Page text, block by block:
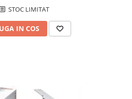
STOC LIMITAT
IN COS